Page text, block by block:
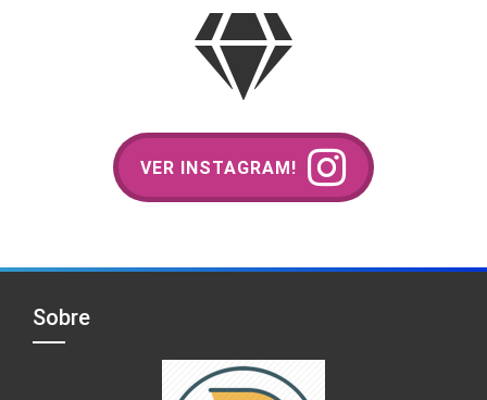
VER INSTAGRAM!
Sobre